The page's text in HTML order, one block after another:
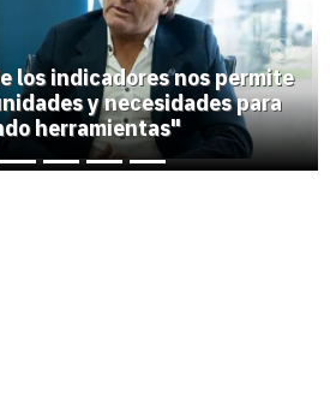
los indicadores nos permite
y necesidades para
herramientas"
Next